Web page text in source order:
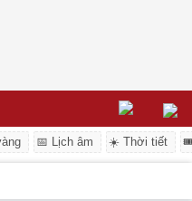
📅 Lịch âm ☀️ Thời tiết